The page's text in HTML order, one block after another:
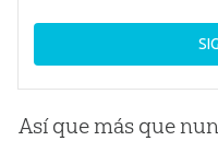
Así que más que